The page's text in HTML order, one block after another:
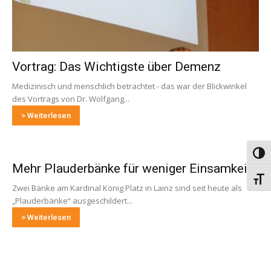
Vortrag: Das Wichtigste über Demenz
Medizinisch und menschlich betrachtet - das war der Blickwinkel
des Vortrags von Dr. Wolfgang...
> Weiterlesen
Mehr Plauderbänke für weniger Einsamkeit
Zwei Bänke am Kardinal König Platz in Lainz sind seit heute als
„Plauderbänke“ ausgeschildert...
> Weiterlesen